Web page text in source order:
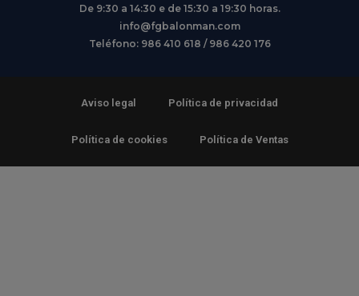
De 9:30 a 14:30 e de 15:30 a 19:30 horas.
info@fgbalonman.com
Teléfono: 986 410 618 / 986 420 176
Aviso legal Política de privacidad
Política de cookies Política de Ventas